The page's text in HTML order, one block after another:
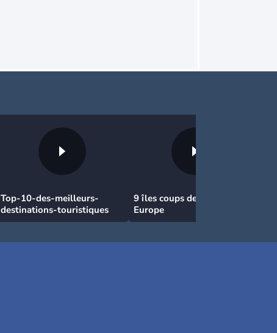
Top-10-des-meilleurs-
destinations-touristiques
9 îles coups de coeur en
Europe